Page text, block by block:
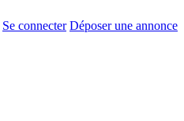
Se connecter Déposer une annonce